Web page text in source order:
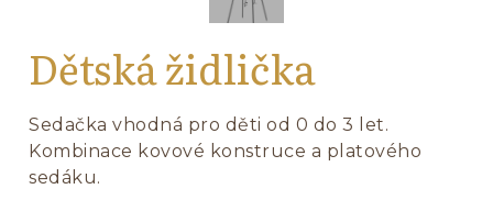
Dětská židlička
Sedačka vhodná pro děti od 0 do 3 let.
Kombinace kovové konstruce a platového
sedáku.